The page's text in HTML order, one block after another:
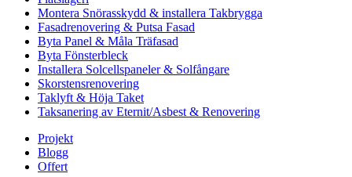
Montera Snörasskydd & installera Takbrygga
Fasadrenovering & Putsa Fasad
Byta Panel & Måla Träfasad
Byta Fönsterbleck
Installera Solcellspaneler & Solfångare
Skorstensrenovering
Taklyft & Höja Taket
Taksanering av Eternit/Asbest & Renovering
Projekt
Blogg
Offert